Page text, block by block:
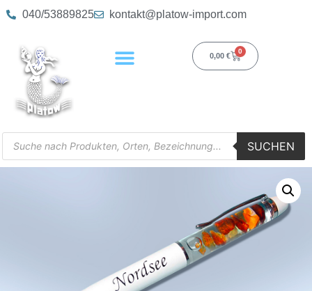
040/53889825 kontakt@platow-import.com
0,00 €
0
SUCHEN